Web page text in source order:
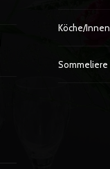
Köche/innen
Sommeliere